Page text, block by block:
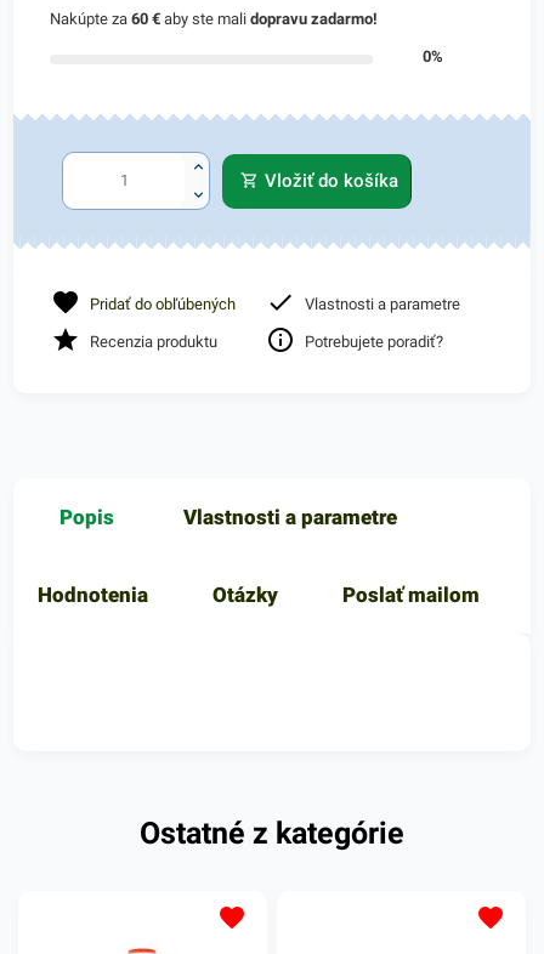
Nakúpte za60 € aby ste malidopravu zadarmo!
0%
Vložiť do košíka
Pridať do obľúbených Vlastnosti a parametre
Recenzia produktu Potrebujete poradiť?
Popis Vlastnosti a parametre
Hodnotenia Otázky Poslať mailom
Ostatné z kategórie